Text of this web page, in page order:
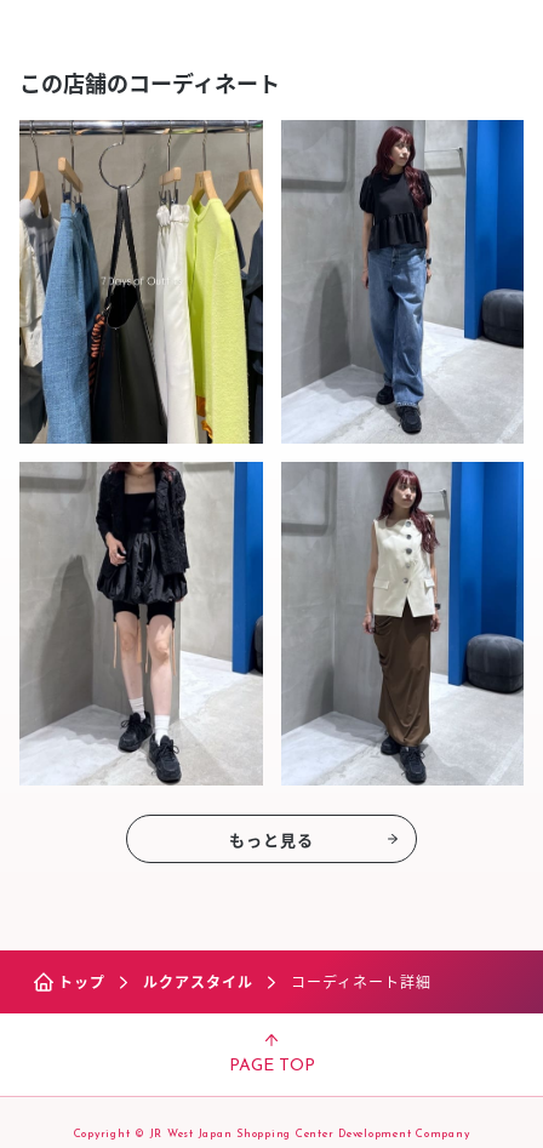
この店舗のコーディネート
もっと見る
トップ ルクアスタイル コーディネート詳細
PAGE TOP
Copyright © JR West Japan Shopping Center Development Company